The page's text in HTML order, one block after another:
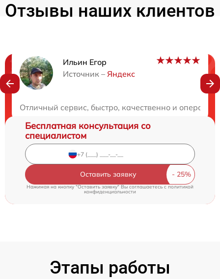
Отзывы наших клиентов
Ильин Егор
Источник – Яндекс
Отличный сервис, быстро, качественно и
Нужна консультация?
Бесплатная консультация со
специалистом
Оставить заявку
Нажимая на кнопку "Оставить заявку" Вы соглашаетесь c политикой
конфиденциальности
Этапы работы